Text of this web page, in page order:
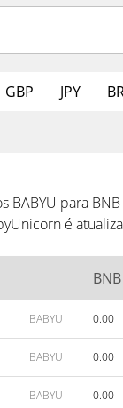
GBP JPY
BABYU para BNB
é
BNB
BABYU 0.00
BABYU 0.00
BABYU 0.00